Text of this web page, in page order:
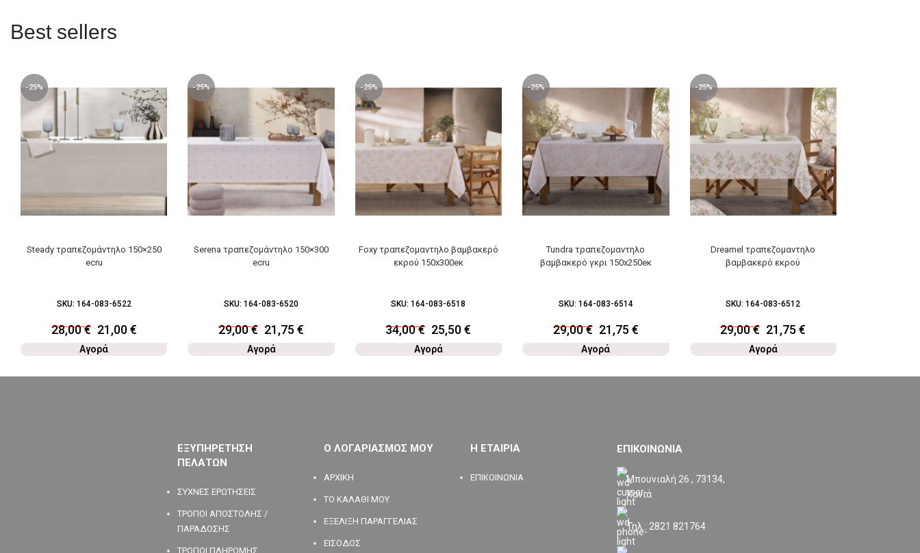
Best sellers
-25%
Steady τραπεζομάντηλο 150×250
ecru
SKU: 164-083-6522
28,00€ 21,00€
Αγορά
-25%
Serena τραπεζομάντηλο 150×300
ecru
SKU:164-083-6520
29,00€ 21,75€
Αγορά
-25%
Foxy τραπεζομαντηλο βαμβακερό
εκρού 150x300eκ
SKU:164-083-6518
34,00€ 25,50€
Αγορά
-25%
Tundra τραπεζομαντηλο
βαμβακερό γκρι 150x250eκ
SKU: 164-083-6514
29,00€ 21,75€
Αγορά
-25%
Dreamel τραπεζομαντηλο
βαμβακερό εκρού
SKU:164-083-6512
29,00€ 21,75€
Αγορά
ΕΞΥΠΗΡΕΤΗΣΗ
ΠΕΛΑΤΩΝ
ΣΥΧΝΕΣ ΕΡΩΤΗΣΕΙΣ
ΤΡΟΠΟΙ ΑΠΟΣΤΟΛΗΣ /
ΠΑΡΑΔΟΣΗΣ
ΤΡΟΠΟΙ ΠΛΗΡΩΜΗΣ
Ο ΛΟΓΑΡΙΑΣΜΟΣ ΜΟΥ
ΑΡΧΙΚΗ
ΤΟ ΚΑΛΑΘΙ ΜΟΥ
ΕΞΕΛΙΞΗ ΠΑΡΑΓΓΕΛΙΑΣ
ΕΙΣΟΔΟΣ
Η ΕΤΑΙΡΙΑ
ΕΠΙΚΟΙΝΩΝΙΑ
ΕΠΙΚΟΙΝΩΝΙΑ
Μπουνιαλή 26 , 73134,
Χανιά
Τηλ.: 2821 821764